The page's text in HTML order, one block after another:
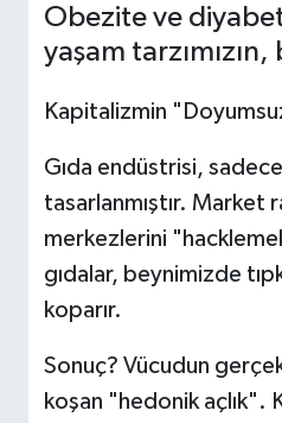
Obezite ve
yaşam
Kapitalizmin
Gıda endüstrisi,
tasarlanmıştır. Market
merkezlerini
gıdalar, beynimizde
koparır.
Sonuç? Vücudun
koşan "hedonik açlık".